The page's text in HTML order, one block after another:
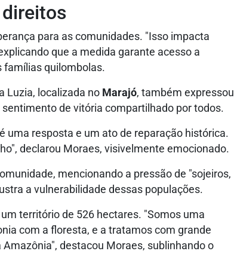
para as comunidades. "Isso impacta
que a medida garante acesso a
famílias quilombolas.
Luzia, localizada no Marajó, também expressou
de vitória compartilhado por todos.
uma resposta e um ato de reparação histórica.
declarou Moraes, visivelmente emocionado.
mencionando a pressão de "sojeiros,
a vulnerabilidade dessas populações.
território de 526 hectares. "Somos uma
com a floresta, e a tratamos com grande
destacou Moraes, sublinhando o